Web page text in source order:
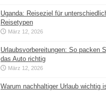
Uganda: Reiseziel für
Reisetypen
März 12, 2026
Urlaubsvorbereitungen: So packen
das Auto richtig
März 12, 2026
Warum nachhaltiger Urlaub wichtig